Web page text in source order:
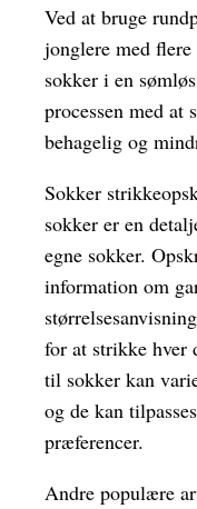
Ved at bruge
jonglere med
sokker i en
processen med at
behagelig og
Sokker
sokker er en
egne sokker.
information om
for at strikke hver
til sokker kan
og de kan
præferencer.
Andre populære